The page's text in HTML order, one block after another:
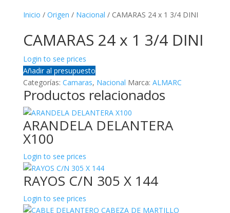
Inicio / Origen / Nacional / CAMARAS 24 x 1 3/4 DINI
CAMARAS 24 x 1 3/4 DINI
Login to see prices
Añadir al presupuesto
Categorías: Camaras, Nacional Marca: ALMARC
Productos relacionados
ARANDELA DELANTERA
X100
Login to see prices
RAYOS C/N 305 X 144
Login to see prices